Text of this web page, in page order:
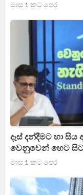
මාස 1 කට පෙර
දෑස් දන්දීමට හා
වෙනුවෙන් හෙට
මාස 1 කට පෙර